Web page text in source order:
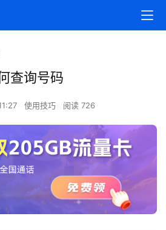
查询号码
使用技巧 阅读 726